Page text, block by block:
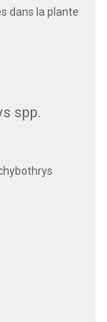
dans la plante
spp.